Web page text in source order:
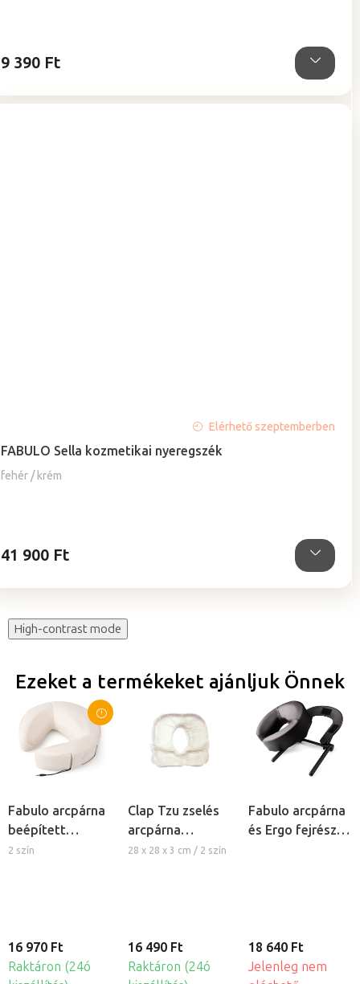
9 390 Ft
FABULO Sella kozmetikai nyeregszék
fehér / krém
átlagos
értékelése
Elérhető szeptemberben
41 900 Ft
High-contrast mode
Ezeket a termékeket ajánljuk Önnek
Fabulo arcpárna
beépített
hangszóróval
2 szín
16 970 Ft
Raktáron (24ó
Clap Tzu zselés
arcpárna
masszázságyra
28 x 28 x 3 cm / 2 szín
16 490 Ft
Raktáron (24ó
Fabulo arcpárna
és Ergo fejrész
18 640 Ft
Jelenleg nem